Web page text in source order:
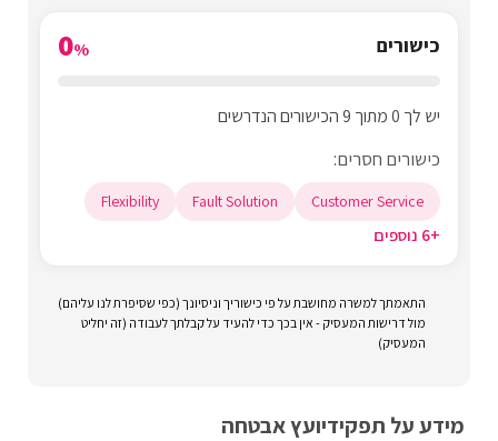
כישורים 0%
יש לך 0 מתוך 9 הכישורים הנדרשים
כישורים חסרים:
Customer Service
Fault Solution
Flexibility
+6 נוספים
התאמתך למשרה מחושבת על פי כישוריך וניסיונך (כפי שסיפרת לנו עליהם)
מול דרישות המעסיק - אין בכך כדי להעיד על קבלתך לעבודה (זה יחליט
המעסיק)
מידע על תפקידיועץ אבטחה